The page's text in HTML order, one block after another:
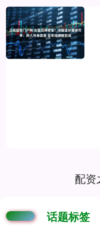
配资
话题标签